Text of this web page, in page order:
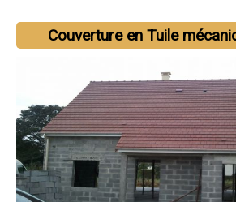
:
Expertise technique :Notre équipe d'artisans
Engagement envers la qualité :Socorebat 31
des toits solides et étanches, en respectant
qualité les plus strictes.
Réactivité et service personnalisé :Nous
rapidement à vos besoins en matière de
et nous adaptons nos services à vos
Couverture en Tuile